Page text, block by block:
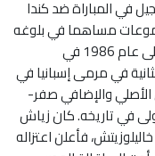
في المباراة ضد كندا
مساهما في بلوغه
ثمن النهائي للمرة الثانية في تاريخه بعد الاولى عام 1986 في
في مرمى إسبانيا في
الأصلي والإضافي صفر-
في تاريخه. كان زياش
فأعلن اعتزاله